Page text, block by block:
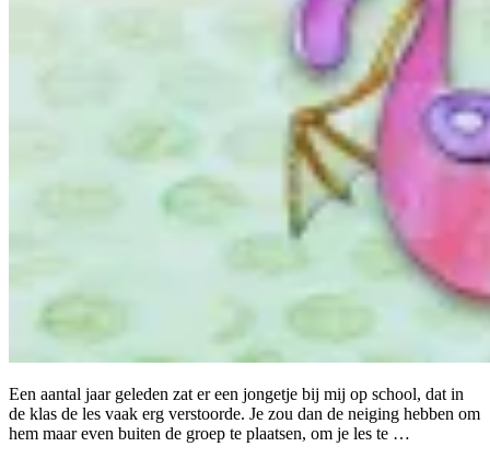
Een aantal jaar geleden zat er een jongetje bij mij op school, dat in
de klas de les vaak erg verstoorde. Je zou dan de neiging hebben om
hem maar even buiten de groep te plaatsen, om je les te …